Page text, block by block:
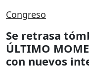
Congreso
Se retrasa
ÚLTIMO
con nuevos